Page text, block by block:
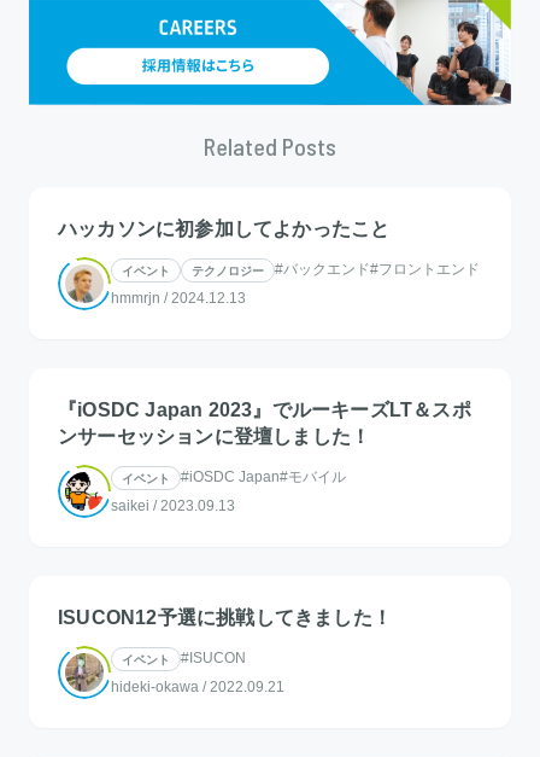
Related Posts
ハッカソンに初参加してよかったこと
イベント テクノロジー #バックエンド#フロントエンド
hmmrjn / 2024.12.13
『iOSDC Japan 2023』でルーキーズLT＆スポ
ンサーセッションに登壇しました！
イベント #iOSDC Japan#モバイル
saikei / 2023.09.13
ISUCON12予選に挑戦してきました！
イベント
#ISUCON
hideki-okawa / 2022.09.21